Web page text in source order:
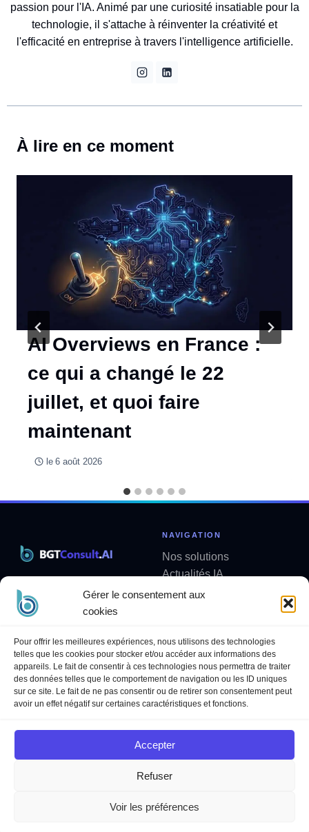
Gérer le consentement aux
cookies
Pour offrir les meilleures expériences, nous utilisons des technologies
telles que les cookies pour stocker et/ou accéder aux informations des
appareils. Le fait de consentir à ces technologies nous permettra de traiter
des données telles que le comportement de navigation ou les ID uniques
sur ce site. Le fait de ne pas consentir ou de retirer son consentement peut
avoir un effet négatif sur certaines caractéristiques et fonctions.
Accepter
Refuser
Voir les préférences
passion pour l'IA. Animé par une curiosité insatiable pour la
technologie, il s'attache à réinventer la créativité et
l'efficacité en entreprise à travers l'intelligence artificielle.
À lire en ce moment
AI Overviews en France :
ce qui a changé le 22
juillet, et quoi faire
maintenant
le 6 août 2026
contact@bgtconsult.ai
NAVIGATION
Nos solutions
Actualités IA
Analyses
LÉGAL
Politique de confidentialité
Mentions légales
Politique des cookies
Services
SUIVEZ-NOUS
LinkedIn
YouTube
© 2026 BGT Consult AI ·